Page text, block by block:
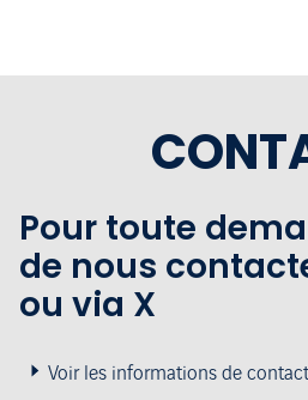
Pour toute
de nous
ou via X
Voir les informations de contact